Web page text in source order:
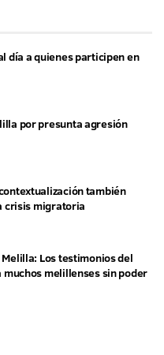
día a quienes participen en
por presunta agresión
también
crisis migratoria
Los testimonios del
melillenses sin poder